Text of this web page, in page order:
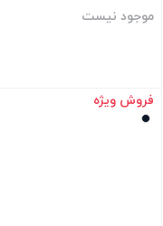
موجود نیست
بستن
فروش ویژه